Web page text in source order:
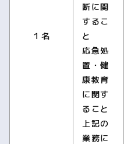
１名
断に関
するこ
と
応急処
置・健
康教育
に関す
ること
上記の
業務に